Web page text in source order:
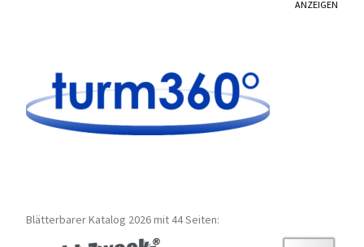
ANZEIGEN
Blätterbarer Katalog 2026 mit 44 Seiten: